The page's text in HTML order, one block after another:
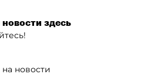
здесь
новости